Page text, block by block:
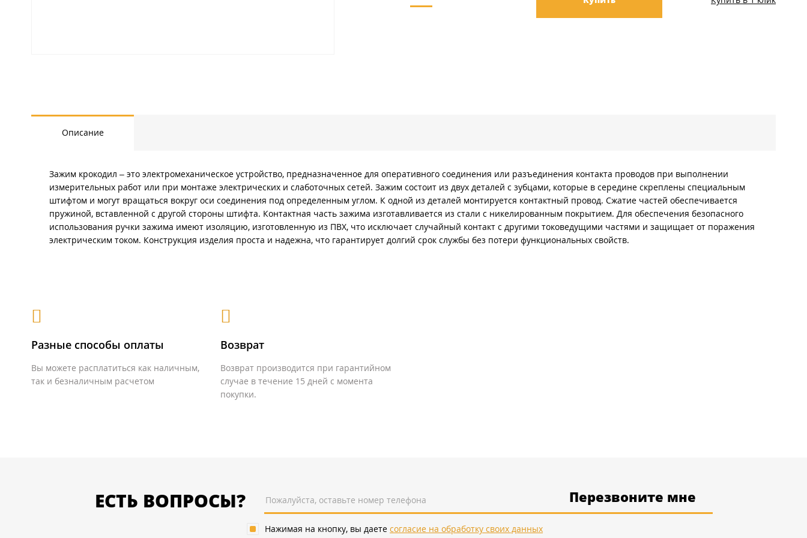
Описание
Зажим крокодил – это электромеханическое устройство, предназначенное для оперативного соединения или разъединения контакта проводов при выполнении
измерительных работ или при монтаже электрических и слаботочных сетей. Зажим состоит из двух деталей с зубцами, которые в середине скреплены специальным
штифтом и могут вращаться вокруг оси соединения под определенным углом. К одной из деталей монтируется контактный провод. Сжатие частей обеспечивается
пружиной, вставленной с другой стороны штифта. Контактная часть зажима изготавливается из стали с никелированным покрытием. Для обеспечения безопасного
использования ручки зажима имеют изоляцию, изготовленную из ПВХ, что исключает случайный контакт с другими токоведущими частями и защищает от поражения
электрическим током. Конструкция изделия проста и надежна, что гарантирует долгий срок службы без потери функциональных свойств.
Разные способы оплаты
Вы можете расплатиться как наличным,
так и безналичным расчетом
Возврат
Возврат производится при гарантийном
случае в течение 15 дней с момента
покупки.
ЕСТЬ ВОПРОСЫ? Перезвоните мне
Нажимая на кнопку, вы даете согласие на обработку своих данных